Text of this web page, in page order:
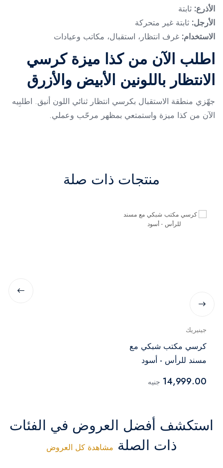
الأذرع: ثابتة
الأرجل: ثابتة غير متحركة
الاستخدام: غرف انتظار، استقبال، مكاتب وعيادات
اطلب الآن من كذا ميزة كرسي
الانتظار باللونين الأبيض والأزرق
جهّزي منطقة الاستقبال بكرسي انتظار ثنائي اللون أنيق. اطلبِيه
الآن من كذا ميزة واستمتعي بمظهر مرحّب وعملي.
منتجات ذات صلة
جينيريك
كرسي مكتب شبكي مع
مسند للرأس - أسود
14,999.00 جنيه
استكشف أفضل العروض في الفئات
ذات الصلة مشاهدة كل العروض